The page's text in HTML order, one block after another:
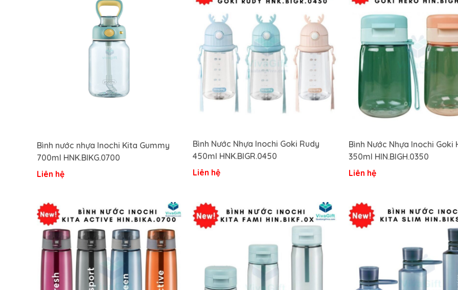
Bình nước nhựa Inochi Kita Gummy
700ml HNK.BIKG.0700
Liên hệ
Bình Nước Nhựa Inochi Goki Rudy
450ml HNK.BIGR.0450
Liên hệ
Bình Nước Nhựa Inochi Goki
350ml HIN.BIGH.0350
Liên hệ